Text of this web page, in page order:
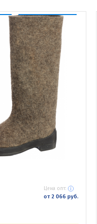
Цена опт:
от 2 066 руб.